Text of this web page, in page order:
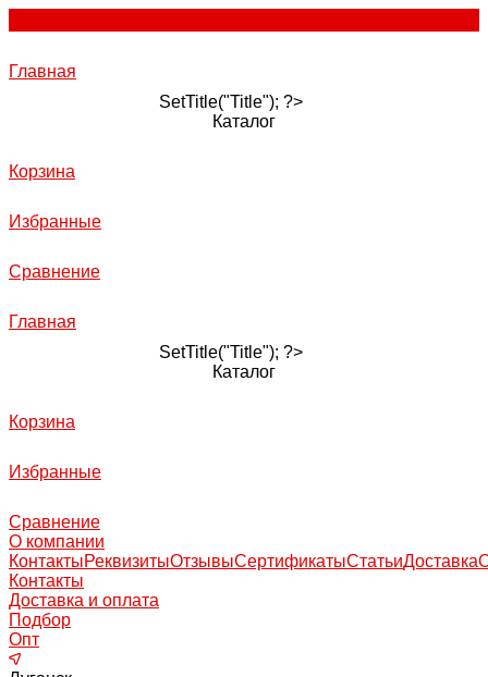
Главная
SetTitle("Title"); ?>
Каталог
Корзина
Избранные
Сравнение
Главная
SetTitle("Title"); ?>
Каталог
Корзина
Избранные
Сравнение
О компании
КонтактыРеквизитыОтзывыСертификатыСтатьиДоставка
Контакты
Доставка и оплата
Подбор
Опт